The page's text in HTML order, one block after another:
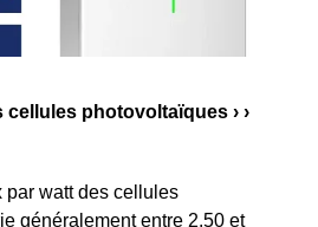
photovoltaïques › ›
par watt des cellules
généralement entre 2.50 et